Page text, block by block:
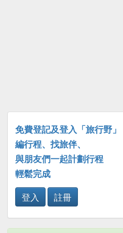
免費登記及登入「旅行野」
編行程、找旅伴、
與朋友們一起計劃行程
輕鬆完成
登入
註冊